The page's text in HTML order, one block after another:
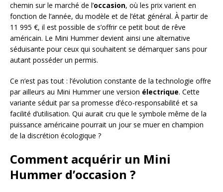
chemin sur le marché de l’occasion, où les prix varient en
fonction de l’année, du modèle et de l’état général. À partir de
11 995 €, il est possible de s’offrir ce petit bout de rêve
américain. Le Mini Hummer devient ainsi une alternative
séduisante pour ceux qui souhaitent se démarquer sans pour
autant posséder un permis.
Ce n’est pas tout : l’évolution constante de la technologie offre
par ailleurs au Mini Hummer une version électrique. Cette
variante séduit par sa promesse d’éco-responsabilité et sa
facilité d’utilisation. Qui aurait cru que le symbole même de la
puissance américaine pourrait un jour se muer en champion
de la discrétion écologique ?
Comment acquérir un Mini
Hummer d’occasion ?